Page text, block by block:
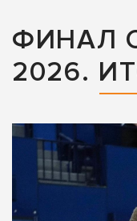
ФИНАЛ
2026.